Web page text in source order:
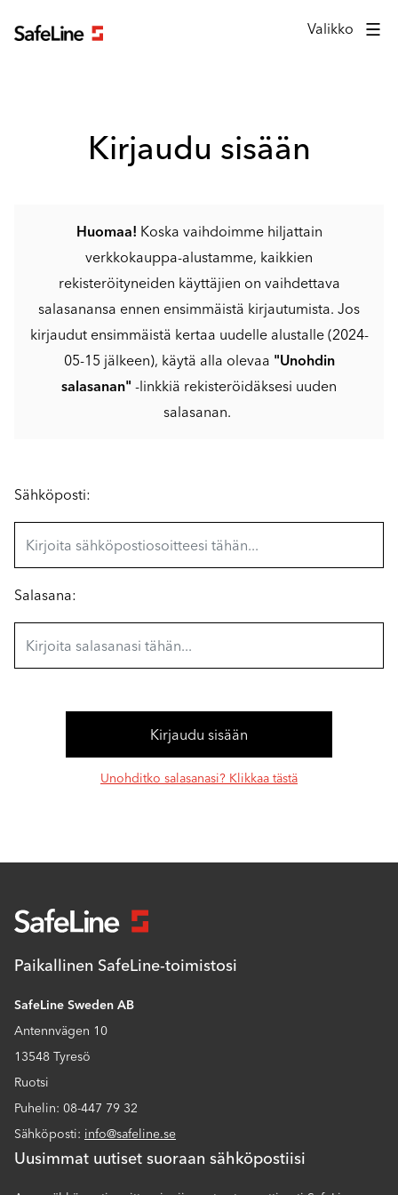
Valikko
Kirjaudu sisään
Huomaa! Koska vaihdoimme hiljattain
verkkokauppa-alustamme, kaikkien
rekisteröityneiden käyttäjien on vaihdettava
salasanansa ennen ensimmäistä kirjautumista. Jos
kirjaudut ensimmäistä kertaa uudelle alustalle (2024-
05-15 jälkeen), käytä alla olevaa "Unohdin
salasanan" -linkkiä rekisteröidäksesi uuden
salasanan.
Kirjautumislomake
Sähköposti:
Salasana:
Unohditko salasanasi? Klikkaa tästä
Paikallinen SafeLine-toimistosi
SafeLine Sweden AB
Antennvägen 10
13548 Tyresö
Ruotsi
Puhelin: 08-447 79 32
Sähköposti: info@safeline.se
Uusimmat uutiset suoraan sähköpostiisi